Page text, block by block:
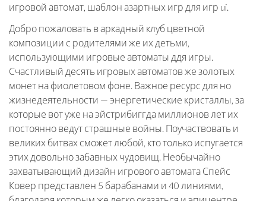
игровой автомат, шаблон азартных игр для игр ui.
Добро пожаловать в аркадный клуб цветной
композиции с родителями же их детьми,
использующими игровые автоматы ддя игры.
Счастливый десять игровых автоматов же золотых
монет на фиолетовом фоне. Важное ресурс для но
жизнедеятельности — энергетические кристаллы, за
которые вот уже на эйстрибиггда миллионов лет их
постоянно ведут страшные войны. Поучаствовать и
великих битвах сможет любой, кто только испугается
этих довольно забавных чудовищ. Необычайно
захватывающий дизайн игрового автомата Спейс
Ковер представлен 5 барабанами и 40 линиями,